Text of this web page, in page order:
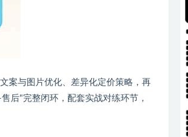
案与图片优化、差异化定价策略，再
后"完整闭环，配套实战对练环节，